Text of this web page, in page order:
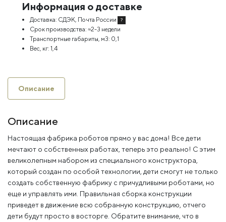
Информация о доставке
Доставка: СДЭК, Почта России ?
Срок производства: ≈2-3 недели
Транспортные габариты, м3: 0,1
Вес, кг: 1,4
Описание
Описание
Настоящая фабрика роботов прямо у вас дома! Все дети
мечтают о собственных работах, теперь это реально! С этим
великолепным набором из специального конструктора,
который создан по особой технологии, дети смогут не только
создать собственную фабрику с причудливыми роботами, но
еще и управлять ими. Правильная сборка конструкции
приведет в движение всю собранную конструкцию, отчего
дети будут просто в восторге. Обратите внимание, что в